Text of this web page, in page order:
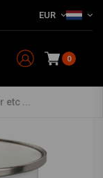
EUR
0
Koffiemok emaille Yamaha SR500